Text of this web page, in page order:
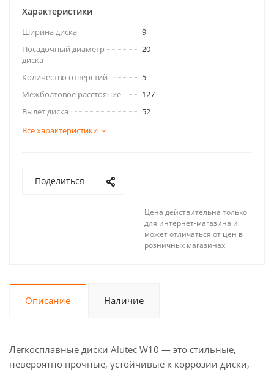
Характеристики
Ширина диска
9
Посадочный диаметр
диска
20
Количество отверстий
5
Межболтовое расстояние
127
Вылет диска
52
Все характеристики
Поделиться
Цена действительна только
для интернет-магазина и
может отличаться от цен в
розничных магазинах
Описание Наличие
Легкосплавные диски Alutec W10 — это стильные,
невероятно прочные, устойчивые к коррозии диски,